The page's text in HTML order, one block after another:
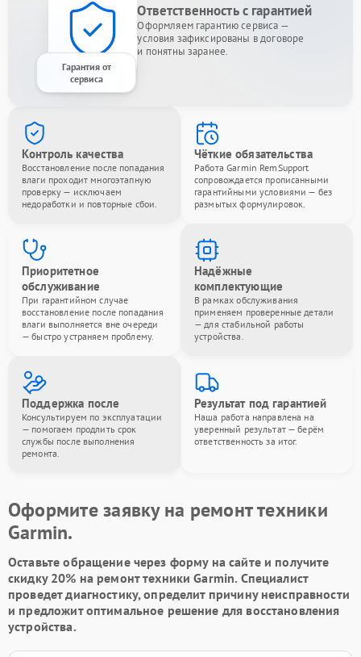
Гарантия от
сервиса
Ответственность с гарантией
Оформляем гарантию сервиса —
условия зафиксированы в договоре
и понятны заранее.
Контроль качества
Восстановление после попадания
влаги проходит многоэтапную
проверку — исключаем
недоработки и повторные сбои.
Чёткие обязательства
Работа Garmin RemSupport
сопровождается прописанными
гарантийными условиями — без
размытых формулировок.
Приоритетное
обслуживание
При гарантийном случае
восстановление после попадания
влаги выполняется вне очереди
— быстро устраняем проблему.
Надёжные
комплектующие
В рамках обслуживания
применяем проверенные детали
— для стабильной работы
устройства.
Поддержка после
Консультируем по эксплуатации
— помогаем продлить срок
службы после выполнения
ремонта.
Результат под гарантией
Наша работа направлена на
уверенный результат — берём
ответственность за итог.
Оформите заявку на ремонт техники
Garmin.
Оставьте обращение через форму на сайте и получите
скидку 20% на ремонт техники Garmin. Специалист
проведет диагностику, определит причину неисправности
и предложит оптимальное решение для восстановления
устройства.